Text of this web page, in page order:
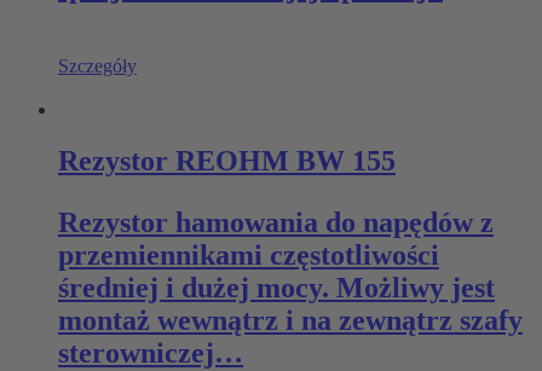
Szczegóły
Rezystor REOHM BW 155
Rezystor hamowania do napędów z
przemiennikami częstotliwości
średniej i dużej mocy. Możliwy jest
montaż wewnątrz i na zewnątrz szafy
sterowniczej…